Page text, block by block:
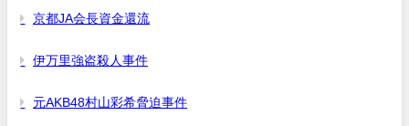
京都JA会長資金還流
伊万里強盗殺人事件
元AKB48村山彩希脅迫事件